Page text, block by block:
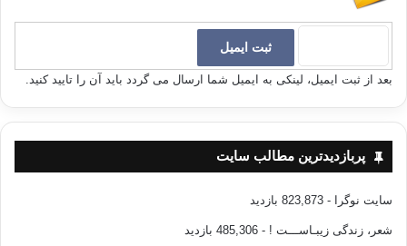
بعد از ثبت ایمیل، لینکی به ایمیل شما ارسال می گردد باید آن را تایید کنید.
پربازدیدترین مطالب سایت
سایت نوگرا - 823,873 بازدید
شعر، زندگی زیبـاســـت ! - 485,306 بازدید